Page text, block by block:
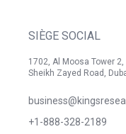
SIÈGE SOCIAL
1702, Al Moosa Tower 2,
Sheikh Zayed Road,
+1-888-328-2189